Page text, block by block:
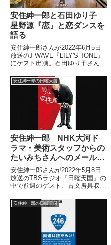
安住紳一郎と石田ゆり子
星野源『恋』と恋ダンスを
語る
安住紳一郎さんが2022年6月5日
放送のJ-WAVE『LILY'S TONE』
にゲスト出演。石田ゆり子さんと
話していました。
安住紳一郎の日曜天国
安住紳一郎 NHK大河ド
ラマ・美術スタッフからの
たいみちさんへのメールを
紹介する
安住紳一郎さんが2022年5月8日
放送のTBSラジオ『日曜天国』の
中で前週のゲスト、古文房具収集
『いだてん』に文具を貸し出した
ものの、文具が使用されたシーン
がカットになっていたという話を
受けて、NHK大河ドラマの美術
スタッフの方から届いたメールを
紹介していました。
安住紳一郎の日曜天国